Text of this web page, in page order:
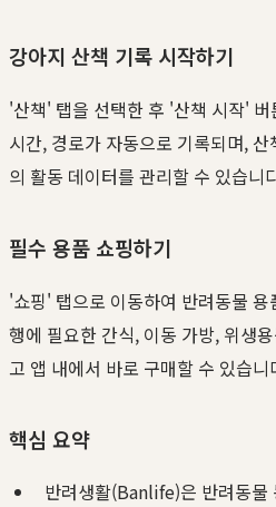
강아지 산책 기록 시작하기
'산책' 탭을 선택한 후 '산책 시작'
시간, 경로가 자동으로 기록되며,
의 활동 데이터를 관리할 수 있습니
필수 용품 쇼핑하기
'쇼핑' 탭으로 이동하여 반려동물
행에 필요한 간식, 이동 가방, 위생
고 앱 내에서 바로 구매할 수 있습니
핵심 요약
반려생활(Banlife)은 반려동물